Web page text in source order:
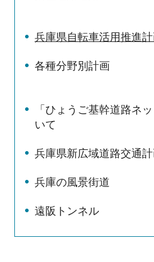
兵庫県自転車活用推進
各種分野別計画
「ひょうご基幹道路ネ
いて
兵庫県新広域道路交通
兵庫の風景街道
遠阪トンネル